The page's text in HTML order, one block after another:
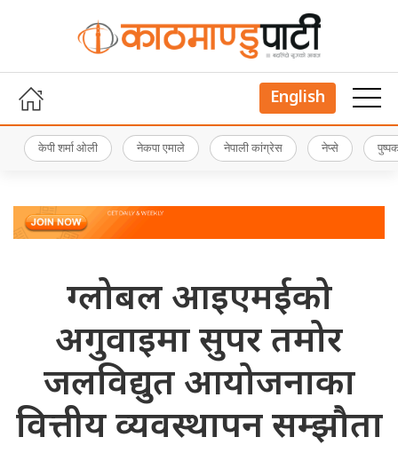
English
केपी शर्मा ओली नेकपा एमाले नेपाली कांग्रेस नेप्से
ग्लोबल आइएमईको
अगुवाइमा सुपर तमोर
जलविद्युत आयोजनाका
वित्तीय व्यवस्थापन सम्झौता